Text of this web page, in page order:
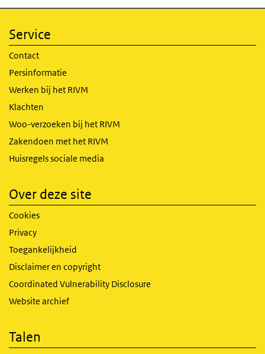
Service
Contact
Persinformatie
Werken bij het RIVM
Klachten
Woo-verzoeken bij het RIVM
Zakendoen met het RIVM
Huisregels sociale media
Over deze site
Cookies
Privacy
Toegankelijkheid
Disclaimer en copyright
Coordinated Vulnerability Disclosure
Website archief
Talen